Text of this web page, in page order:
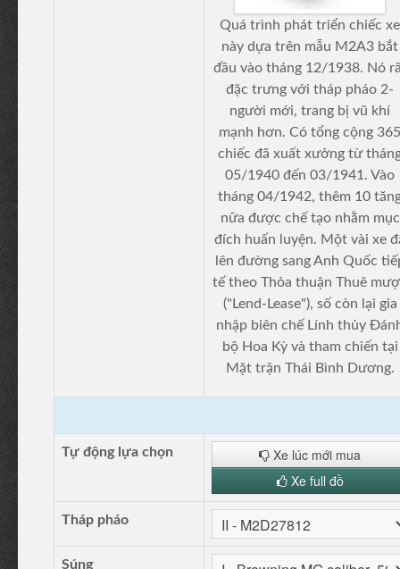
Quá trình phát triển chiếc xe
này dựa trên mẫu M2A3 bắt
đầu vào tháng 12/1938. Nó
đặc trưng với tháp pháo 2-
người mới, trang bị vũ khí
mạnh hơn. Có tổng cộng 365
chiếc đã xuất xưởng từ
05/1940 đến 03/1941. Vào
tháng 04/1942, thêm 10
nữa được chế tạo nhằm mục
đích huấn luyện. Một vài xe
lên đường sang Anh Quốc
tế theo Thỏa thuận Thuê
("Lend-Lease"), số còn lại gia
nhập biên chế Lính thủy
bộ Hoa Kỳ và tham chiến tại
Mặt trận Thái Bình Dương.
Tự động lựa chọn
Xe lúc mới mua
Xe full đồ
Tháp pháo
Súng